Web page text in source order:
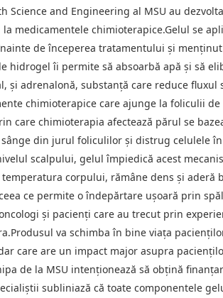
Science and Engineering al MSU au
medicamentele chimioterapice.Gelul se
de începerea tratamentului şi
hidrogel îi permite să absoarbă apă şi să
şi adrenalonă, substanţă care reduce fluxul
chimioterapice care ajunge la foliculii
care chimioterapia afectează părul se
sânge din jurul foliculilor şi distrug celulele
scalpului, gelul împiedică acest
corpului, rămâne dens şi aderă
ce permite o îndepărtare uşoară prin
şi pacienţi care au trecut prin
va schimba în bine viața
care are un impact major asupra
de la MSU intenţionează să obţină
subliniază că toate componentele